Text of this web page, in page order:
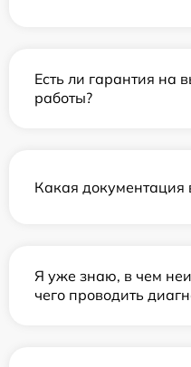
Есть ли гарантия на
работы?
Какая документация
Я уже знаю, в чем
чего проводить